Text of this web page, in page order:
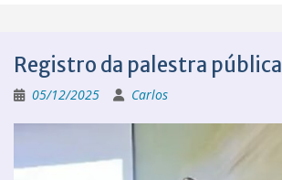
Registro da palestra pública
05/12/2025 Carlos